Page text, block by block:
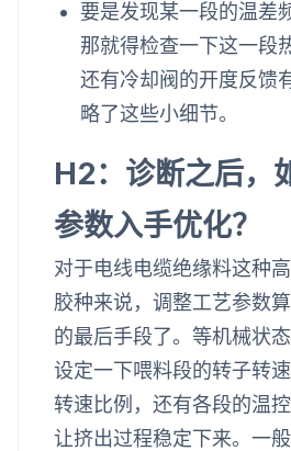
要是发现某一段的温差
那就得检查一下这一段
还有冷却阀的开度反馈
略了这些小细节。
H2：诊断之后，
参数入手优化？
对于电线电缆绝缘料这种
胶种来说，调整工艺参数
的最后手段了。等机械状
设定一下喂料段的转子转
转速比例，还有各段的温
让挤出过程稳定下来。一